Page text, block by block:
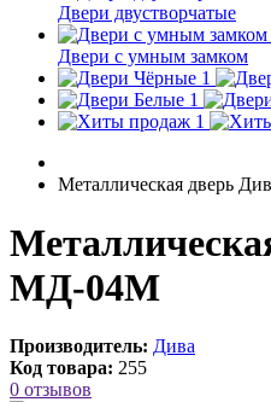
Двери двустворчатые
Двери с умным замком
Металлическая дверь
МД-04M
Производитель: Дива
Код товара: 255
0 отзывов